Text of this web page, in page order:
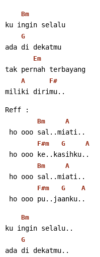
Bm
ku ingin selalu
G
ada di dekatmu
Em
tak pernah terbayang
A F#
miliki dirimu..
Reff :
Bm A
ho ooo sal..miati..
F#m G A
ho ooo ke..kasihku..
Bm A
ho ooo sal..miati..
F#m G A
ho ooo pu..jaanku..
Bm
ku ingin selalu..
G
ada di dekatmu..